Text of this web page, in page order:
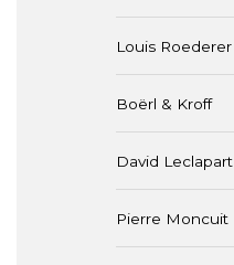
Louis Roederer
Boërl & Kroff
David Leclapart
Pierre Moncuit